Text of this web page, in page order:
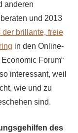
anderen
und 2013
der brillante, freie
in den Online-
Forum“
interessant, weil
wie und zu
sind.
des